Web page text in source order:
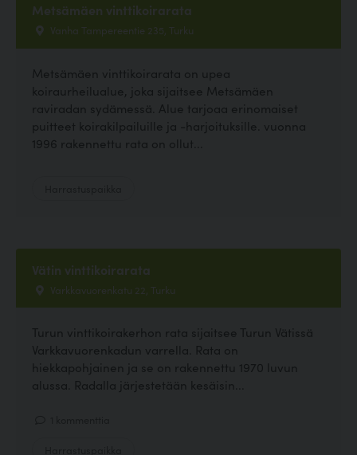
Metsämäen vinttikoirarata
Vanha Tampereentie 235, Turku
Metsämäen vinttikoirarata on upea
koiraurheilualue, joka sijaitsee Metsämäen
raviradan sydämessä. Alue tarjoaa erinomaiset
puitteet koirakilpailuille ja -harjoituksille. vuonna
1996 rakennettu rata on ollut...
Vätin vinttikoirarata
Varkkavuorenkatu 22, Turku
Turun vinttikoirakerhon rata sijaitsee Turun Vätissä
Varkkavuorenkadun varrella. Rata on
hiekkapohjainen ja se on rakennettu 1970 luvun
alussa. Radalla järjestetään kesäisin...